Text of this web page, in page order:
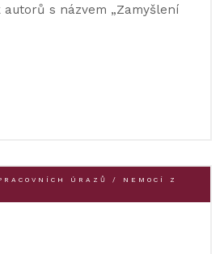
s názvem „Zamyšlení
ÚRAZŮ / NEMOCÍ Z